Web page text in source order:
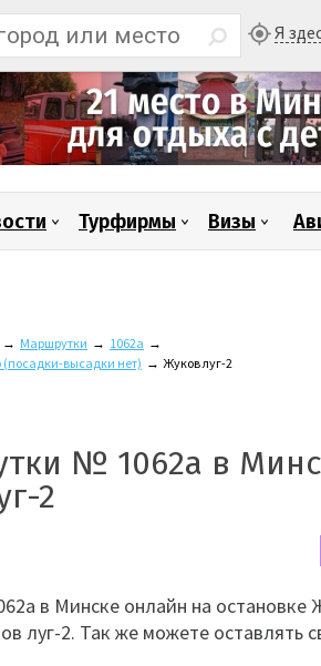
Я
Турфирмы Визы
→ Маршрутки → 1062а →
(посадки-высадки нет) → Жуков луг-2
№ 1062а в
2
в Минске онлайн на остановке
луг-2. Так же можете оставлять